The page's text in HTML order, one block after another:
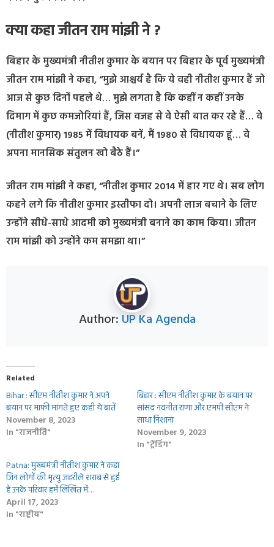
क्या कहा जीतन राम मांझी ने ?
बिहार के मुख्यमंत्री नीतीश कुमार के बयान पर बिहार के पूर्व मुख्यमंत्री
जीतन राम मांझी ने कहा, “मुझे आश्चर्य है कि ये वही नीतीश कुमार हैं जो
आज से कुछ दिनों पहले थे… मुझे लगता है कि कहीं न कहीं उनके
दिमाग में कुछ कमजोरियां हैं, जिस वजह से वे ऐसी बात कर रहे हैं… वे
(नीतीश कुमार) 1985 में विधायक बनें, मैं 1980 से विधायक हूं… वे
अपना मानसिक संतुलन खो बैठे हैं।”
जीतन राम मांझी ने कहा, “नीतीश कुमार 2014 में हार गए थे। सब लोग
कहने लगे कि नीतीश कुमार इस्तीफा दो। अपनी लाज बचाने के लिए
उन्होंने सीधे-साधे आदमी को मुख्यमंत्री बनाने का काम किया। जीतन
राम मांझी को उन्होंने कम समझा था।”
Author: UP Ka Agenda
Related
Bihar : सीएम नीतीश कुमार ने अपने
बयान पर माफ़ी मांगते हुए कही ये बातें
November 8, 2023
In "राजनीति"
बिहार : सीएम नीतीश कुमार के बयान पर
सांसद नवनीत राणा और एमपी सीएम ने
साधा निशाना
November 9, 2023
In "ट्रेंडिंग"
Patna: मुख्यमंत्री नीतीश कुमार ने कहा
जिन लोगों की मृत्यु जहरीले शराब से हुई
है उनके परिवार हमें लिखित में…
April 17, 2023
In "राष्ट्रीय"